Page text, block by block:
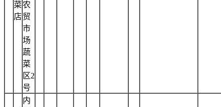
菜
店
农
贸
市
场
蔬
菜
区2
号
内